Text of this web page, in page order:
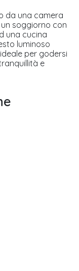
da una camera
soggiorno con
una cucina
luminoso
per godersi
e